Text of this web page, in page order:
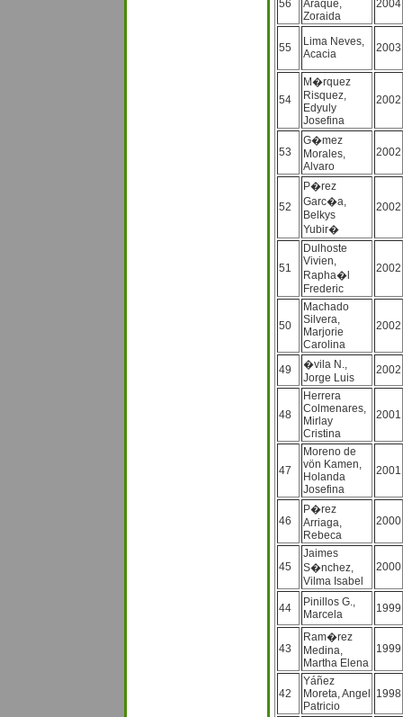
56
Araque,
Zoraida
2004
55
Lima Neves,
Acacia
2003
54
M�rquez
Risquez,
Edyuly
Josefina
2002
53
G�mez
Morales,
Alvaro
2002
52
P�rez
Garc�a,
Belkys
Yubir�
2002
51
Dulhoste
Vivien,
Rapha�l
Frederic
2002
50
Machado
Silvera,
Marjorie
Carolina
2002
49
�vila N.,
Jorge Luis
2002
48
Herrera
Colmenares,
Mirlay
Cristina
2001
47
Moreno de
vön Kamen,
Holanda
Josefina
2001
46
P�rez
Arriaga,
Rebeca
2000
45
Jaimes
S�nchez,
Vilma Isabel
2000
44
Pinillos G.,
Marcela
1999
43
Ram�rez
Medina,
Martha Elena
1999
42
Yáñez
Moreta, Angel
Patricio
1998